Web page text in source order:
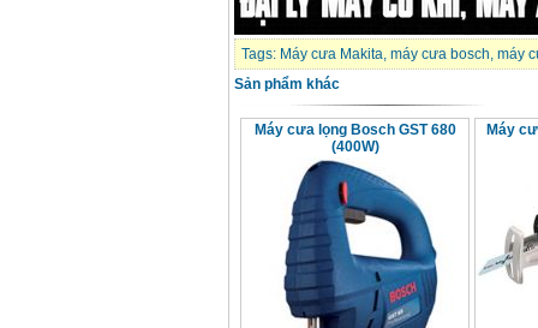
Tags: Máy cưa Makita, máy cưa bosch, máy
Sản phẩm khác
Máy cưa lọng Bosch GST 680
(400W)
Máy